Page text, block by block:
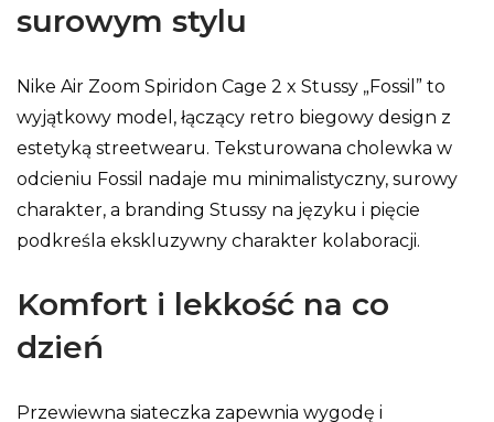
surowym stylu
Nike Air Zoom Spiridon Cage 2 x Stussy „Fossil” to
wyjątkowy model, łączący retro biegowy design z
estetyką streetwearu. Teksturowana cholewka w
odcieniu Fossil nadaje mu minimalistyczny, surowy
charakter, a branding Stussy na języku i pięcie
podkreśla ekskluzywny charakter kolaboracji.
Komfort i lekkość na co
dzień
Przewiewna siateczka zapewnia wygodę i